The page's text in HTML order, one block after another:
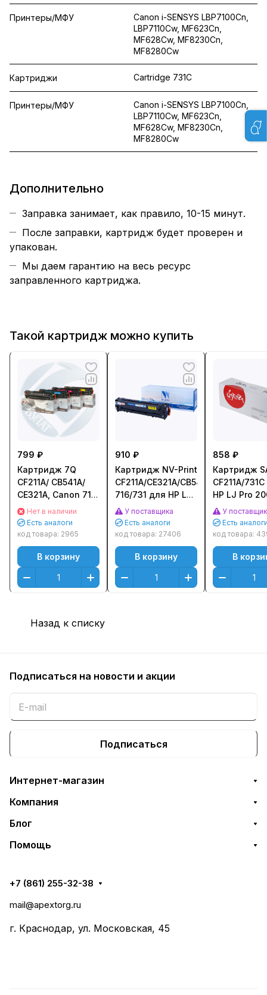
Принтеры/МФУ
Canon i-SENSYS LBP7100Cn,
LBP7110Cw, MF623Cn,
MF628Cw, MF8230Cn,
MF8280Cw
Картриджи Cartridge 731C
Принтеры/МФУ
Canon i-SENSYS LBP7100Cn,
LBP7110Cw, MF623Cn,
MF628Cw, MF8230Cn,
MF8280Cw
Дополнительно
Заправка занимает, как правило, 10-15 минут.
После заправки, картридж будет проверен и
упакован.
Мы даем гарантию на весь ресурс
заправленного картриджа.
Такой картридж можно купить
799 ₽
Картридж 7Q
CF211A/ CB541A/
CE321A, Canon 716/
731H для HP LJ Pro
200 M251, CP1215/
CP1525 (1800стр.)
Голубой (Cyan)
Нет в наличии
Есть аналоги
код товара: 2965
В корзину
910 ₽
Картридж NV-Print
CF211A/CE321A/CB541A/Canon
716/731 для HP LJ
Pro M251/ M276/
CP1525, Canon
LBP5050,
MF8030C/ 8050C
(1600стр.) Голубой
(Cyan)
У поставщика
Есть аналоги
код товара: 27406
В корзину
858 ₽
Картридж
CF211A/
HP LJ Pro
M251/ M276
(1800стр.)
(Cyan)
У
Есть
код товара:
В
Назад к списку
Подписаться на новости и акции
Подписаться
Интернет-магазин
Компания
Блог
Помощь
+7 (861) 255-32-38
mail@apextorg.ru
г. Краснодар, ул. Московская, 45